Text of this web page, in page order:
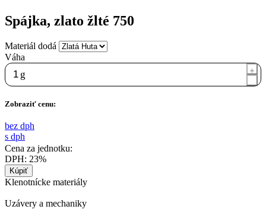
Spájka, zlato žlté 750
Materiál dodá
Váha
g
Zobraziť cenu:
bez dph
s dph
Cena za jednotku:
DPH: 23%
Klenotnícke materiály
Uzávery a mechaniky